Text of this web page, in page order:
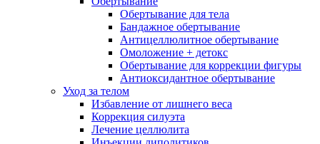
Обертывание для тела
Бандажное обертывание
Антицеллюлитное обертывание
Омоложение + детокс
Обертывание для коррекции фигуры
Антиоксидантное обертывание
Уход за телом
Избавление от лишнего веса
Коррекция силуэта
Лечение целлюлита